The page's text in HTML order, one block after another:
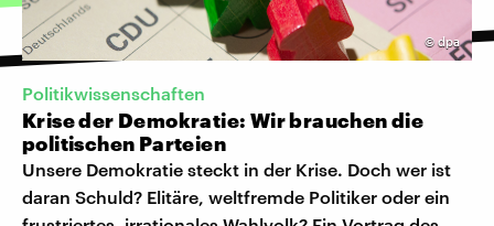
© dpa
Politikwissenschaften
Krise der Demokratie: Wir brauchen die
politischen Parteien
Unsere Demokratie steckt in der Krise. Doch wer ist
daran Schuld? Elitäre, weltfremde Politiker oder ein